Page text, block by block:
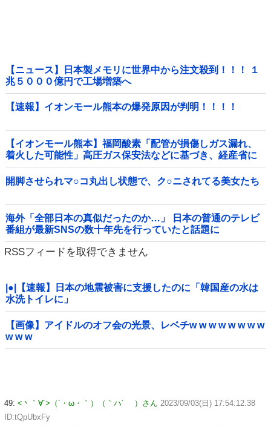
【ニュース】日本製メモリに世界中から注文殺到！！！ １
兆５０００億円で工場増築へ
【速報】イオンモール熊本の爆発原因が判明！！！！
【イオンモール熊本】福岡酸素「配管が損傷しガス漏れ、
着火した可能性」高圧ガス保安法などに基づき、経産省に
報告他
開脚させられマ○コ丸出し状態で、ク○ニされてる美女たち
海外「全部日本の真似だったのか…」 日本の普通のテレビ
番組が最新SNSの数十年先を行っていたと話題に
RSSフィードを取得できません
|●|【速報】日本の地震被害に支援したのに「韓国産の水は
水洗トイレに」
【画像】アイドルのオフ会の光景、レベチw w w w w w w w
w w w
49: <丶｀∀´>（´・ω・｀）（｀ハ´ ）さん 2023/09/03(日) 17:54:12.38
ID:tQpUbxFy